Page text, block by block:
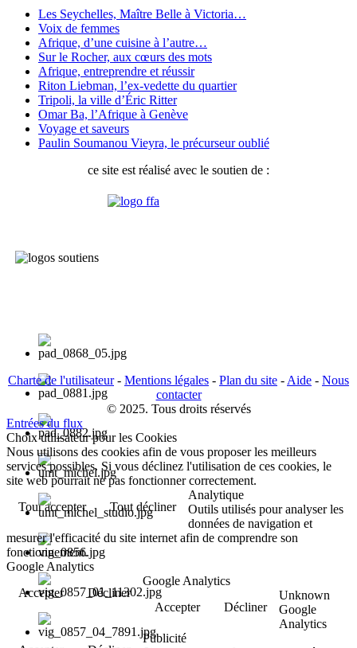
Les Seychelles, Maître Belle à Victoria…
Voix de femmes
Afrique, d’une cuisine à l’autre…
Sur le Rocher, aux cœurs des mots
Afrique, entreprendre et réussir
Riton Liebman, l’ex-vedette du quartier
Tripoli, la ville d’Éric Ritter
Omar Ba, l’Afrique à Genève
Voyage et saveurs
Paulin Soumanou Vieyra, le précurseur oublié
ce site est réalisé avec le soutien de :
Charte de l'utilisateur- Mentions légales - Plan du site - Aide - Nous
contacter
© 2025. Tous droits réservés
Entrées du flux
Choix utilisateur pour les Cookies
Nous utilisons des cookies afin de vous proposer les meilleurs
services possibles. Si vous déclinez l'utilisation de ces cookies, le
site web pourrait ne pas fonctionner correctement.
Tout accepter
Tout décliner
Analytique
Outils utilisés pour analyser les
données de navigation et
mesurer l'efficacité du site internet afin de comprendre son
fonctionnement.
Google Analytics
Accepter
Décliner
Google Analytics
Accepter
Décliner
Unknown
Google
Analytics
Publicité